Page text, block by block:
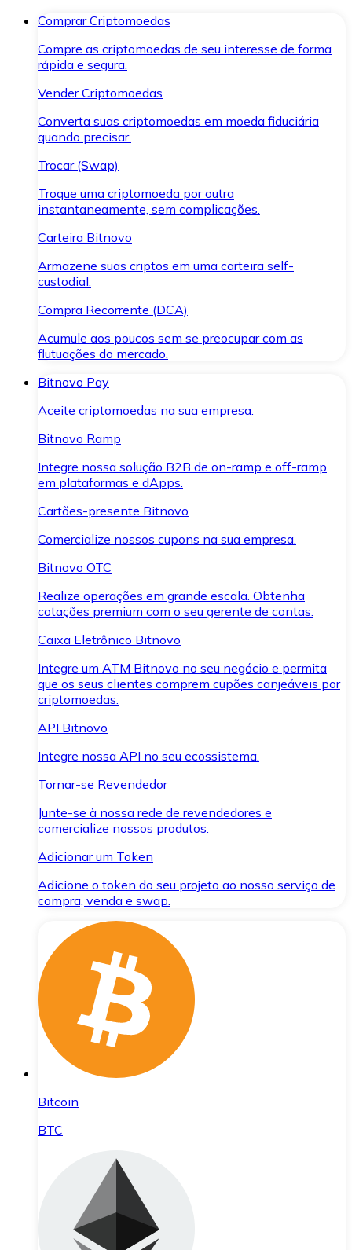
Comprar Criptomoedas
Compre as criptomoedas de seu interesse de forma
rápida e segura.
Vender Criptomoedas
Converta suas criptomoedas em moeda fiduciária
quando precisar.
Trocar (Swap)
Troque uma criptomoeda por outra
instantaneamente, sem complicações.
Carteira Bitnovo
Armazene suas criptos em uma carteira self-
custodial.
Compra Recorrente (DCA)
Acumule aos poucos sem se preocupar com as
flutuações do mercado.
Bitnovo Pay
Aceite criptomoedas na sua empresa.
Bitnovo Ramp
Integre nossa solução B2B de on-ramp e off-ramp
em plataformas e dApps.
Cartões-presente Bitnovo
Comercialize nossos cupons na sua empresa.
Bitnovo OTC
Realize operações em grande escala. Obtenha
cotações premium com o seu gerente de contas.
Caixa Eletrônico Bitnovo
Integre um ATM Bitnovo no seu negócio e permita
que os seus clientes comprem cupões canjeáveis por
criptomoedas.
API Bitnovo
Integre nossa API no seu ecossistema.
Tornar-se Revendedor
Junte-se à nossa rede de revendedores e
comercialize nossos produtos.
Adicionar um Token
Adicione o token do seu projeto ao nosso serviço de
compra, venda e swap.
Bitcoin
BTC